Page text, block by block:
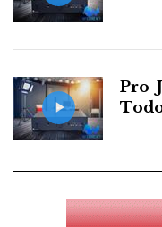
Pro-